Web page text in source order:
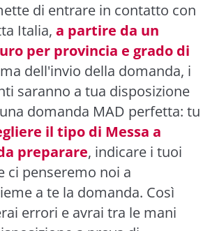
di entrare in contatto con
Italia, a partire da un
per provincia e grado di
dell'invio della domanda, i
saranno a tua disposizione
domanda MAD perfetta: tu
il tipo di Messa a
preparare, indicare i tuoi
ci penseremo noi a
a te la domanda. Così
errori e avrai tra le mani